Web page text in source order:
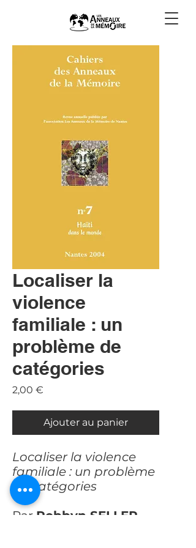
Localiser la
violence
familiale : un
problème de
catégories
2,00 €
Ajouter au panier
Localiser la violence
familiale : un problème
de catégories
Par Robbyn SELLER